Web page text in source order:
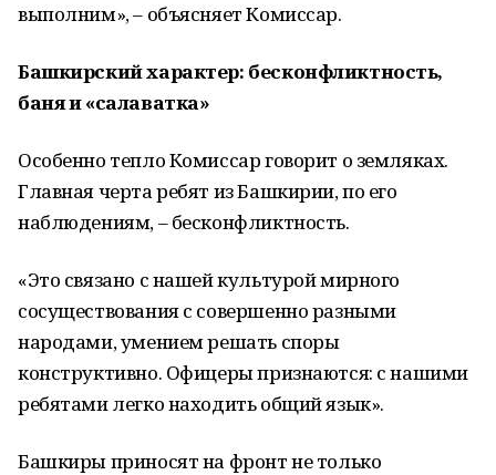
выполним», – объясняет Комиссар.
Башкирский характер: бесконфликтность,
баня и «салаватка»
Особенно тепло Комиссар говорит о земляках.
Главная черта ребят из Башкирии, по его
наблюдениям, – бесконфликтность.
«Это связано с нашей культурой мирного
сосуществования с совершенно разными
народами, умением решать споры
конструктивно. Офицеры признаются: с нашими
ребятами легко находить общий язык».
Башкиры приносят на фронт не только